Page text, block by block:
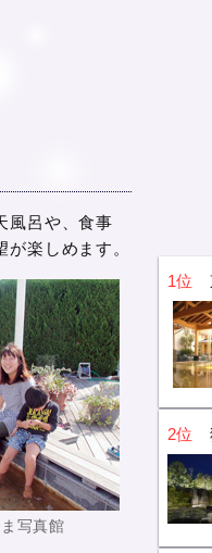
風呂や、食事
楽しめます。
写真館
1位
2位